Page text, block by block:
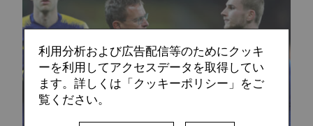
利用分析および広告配信等のためにクッキ
ーを利用してアクセスデータを取得してい
ます。詳しくは「クッキーポリシー」をご
覧ください。